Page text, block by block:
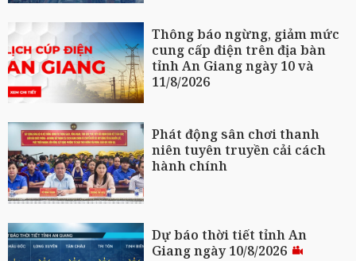
Thông báo ngừng, giảm mức
cung cấp điện trên địa bàn
tỉnh An Giang ngày 10 và
11/8/2026
Phát động sân chơi thanh
niên tuyên truyền cải cách
hành chính
Dự báo thời tiết tỉnh An
Giang ngày 10/8/2026